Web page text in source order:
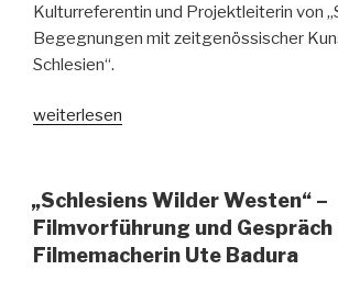
Kulturreferentin und Projektleiterin von
Begegnungen mit zeitgenössischer
Schlesien“.
„Letzter
Riesengebirge
und
durch
weiterlesen
„Schlesiens Wilder Westen“ –
Filmvorführung und
Filmemacherin Ute Badura